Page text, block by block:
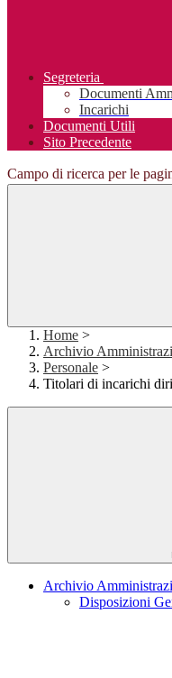
Segreteria
Documenti
Incarichi
Documenti Utili
Sito Precedente
Campo di ricerca per le
Home >
Archivio
Personale >
Titolari di incarichi
Archivio
Disposizioni